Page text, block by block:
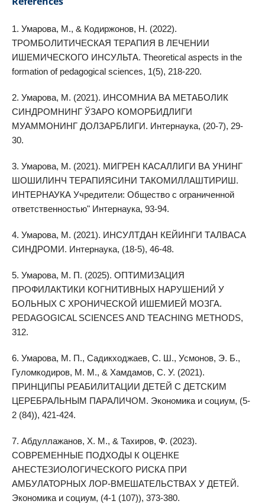
1. Умарова, М., & Кодиржонов, Н. (2022).
ТРОМБОЛИТИЧЕСКАЯ ТЕРАПИЯ В ЛЕЧЕНИИ
ИШЕМИЧЕСКОГО ИНСУЛЬТА. Theoretical aspects in the
formation of pedagogical sciences, 1(5), 218-220.
2. Умарова, М. (2021). ИНСОМНИА ВА МЕТАБОЛИК
СИНДРОМНИНГ ЎЗАРО КОМОРБИДЛИГИ
МУАММОНИНГ ДОЛЗАРБЛИГИ. Интернаука, (20-7), 29-
30.
3. Умарова, М. (2021). МИГРЕН КАСАЛЛИГИ ВА УНИНГ
ШОШИЛИНЧ ТЕРАПИЯСИНИ ТАКОМИЛЛАШТИРИШ.
ИНТЕРНАУКА Учредители: Общество с ограниченной
ответственностью" Интернаука, 93-94.
4. Умарова, М. (2021). ИНСУЛТДАН КЕЙИНГИ ТАЛВАСА
СИНДРОМИ. Интернаука, (18-5), 46-48.
5. Умарова, М. П. (2025). ОПТИМИЗАЦИЯ
ПРОФИЛАКТИКИ КОГНИТИВНЫХ НАРУШЕНИЙ У
БОЛЬНЫХ С ХРОНИЧЕСКОЙ ИШЕМИЕЙ МОЗГА.
PEDAGOGICAL SCIENCES AND TEACHING METHODS,
312.
6. Умарова, М. П., Садикходжаев, С. Ш., Усмонов, Э. Б.,
Гуломкодиров, М. М., & Хамдамов, С. У. (2021).
ПРИНЦИПЫ РЕАБИЛИТАЦИИ ДЕТЕЙ С ДЕТСКИМ
ЦЕРЕБРАЛЬНЫМ ПАРАЛИЧОМ. Экономика и социум, (5-
2 (84)), 421-424.
7. Абдуллажанов, Х. М., & Тахиров, Ф. (2023).
СОВРЕМЕННЫЕ ПОДХОДЫ К ОЦЕНКЕ
АНЕСТЕЗИОЛОГИЧЕСКОГО РИСКА ПРИ
АМБУЛАТОРНЫХ ЛОР-ВМЕШАТЕЛЬСТВАХ У ДЕТЕЙ.
Экономика и социум, (4-1 (107)), 373-380.